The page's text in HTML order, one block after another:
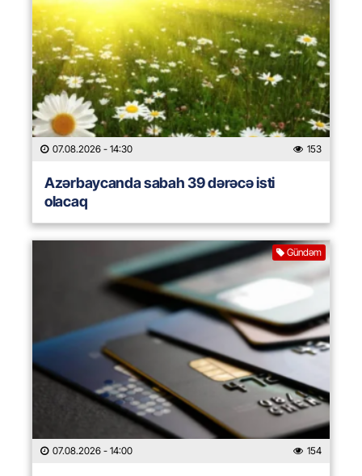
07.08.2026 - 14:30 153
Azərbaycanda sabah 39 dərəcə isti
olacaq
Gündəm
07.08.2026 - 14:00 154